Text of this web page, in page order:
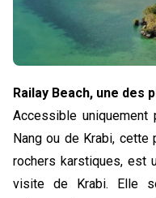
Railay Beach, une des
Accessible uniquement
Nang ou de Krabi,
rochers karstiques, est
visite de Krabi. Elle